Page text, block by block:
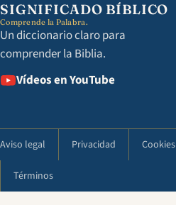
SIGNIFICADO BÍBLICO
Comprende la Palabra.
Un diccionario claro para
comprender la Biblia.
Vídeos en YouTube
Aviso legal Privacidad Cookies
Términos